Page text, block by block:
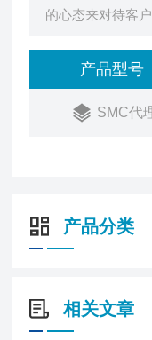
的心态来对待客
产品型号
SMC代
产品分类
相关文章